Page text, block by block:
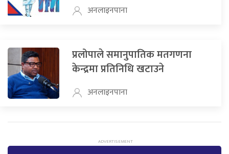
अनलाइनपाना
प्रलोपाले समानुपातिक मतगणना
केन्द्रमा प्रतिनिधि खटाउने
अनलाइनपाना